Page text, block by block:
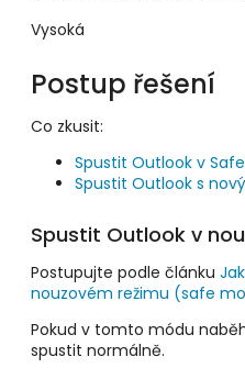
Vysoká
Postup řešení
Co zkusit:
Spustit Outlook v
Spustit Outlook s
Spustit Outlook v
Postupujte podle článku
nouzovém režimu (safe
Pokud v tomto módu
spustit normálně.